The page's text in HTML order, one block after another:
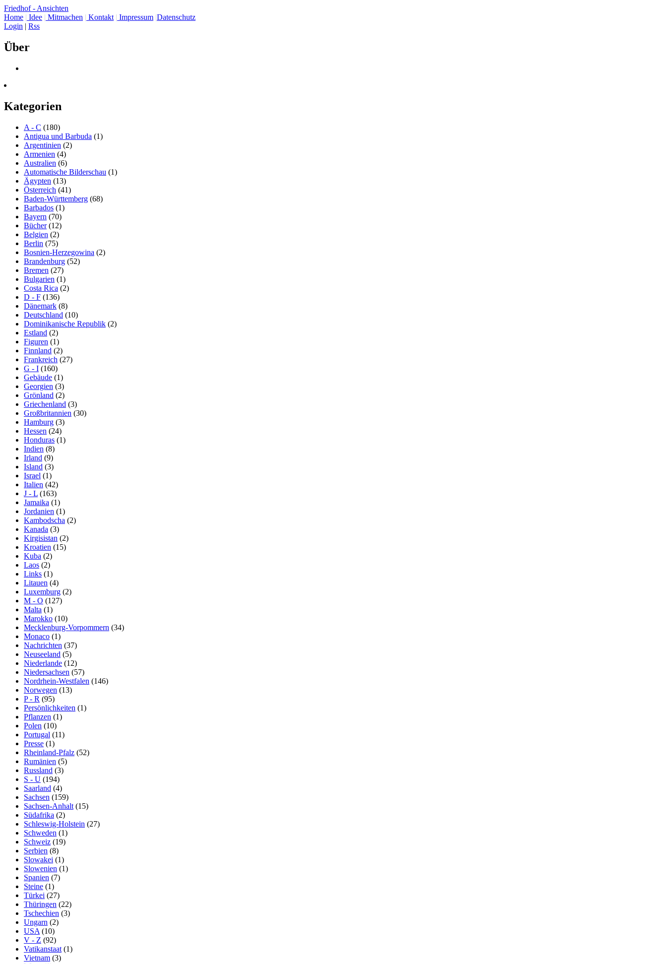
Friedhof - Ansichten
Home | Idee | Mitmachen | Kontakt | Impressum |Datenschutz
Login | Rss
Über
Kategorien
A - C (180)
Antigua und Barbuda (1)
Argentinien (2)
Armenien (4)
Australien (6)
Automatische Bilderschau (1)
Ägypten (13)
Österreich (41)
Baden-Württemberg (68)
Barbados (1)
Bayern (70)
Bücher(12)
Belgien (2)
Berlin (75)
Bosnien-Herzegowina (2)
Brandenburg (52)
Bremen (27)
Bulgarien (1)
Costa Rica (2)
D - F (136)
Dänemark (8)
Deutschland (10)
Dominikanische Republik (2)
Estland (2)
Figuren (1)
Finnland (2)
Frankreich (27)
G - I (160)
Gebäude (1)
Georgien (3)
Grönland (2)
Griechenland (3)
Großbritannien (30)
Hamburg (3)
Hessen (24)
Honduras (1)
Indien (8)
Irland (9)
Island (3)
Israel (1)
Italien (42)
J - L (163)
Jamaika (1)
Jordanien (1)
Kambodscha (2)
Kanada (3)
Kirgisistan (2)
Kroatien (15)
Kuba (2)
Laos (2)
Links (1)
Litauen (4)
Luxemburg (2)
M - O (127)
Malta (1)
Marokko (10)
Mecklenburg-Vorpommern (34)
Monaco (1)
Nachrichten (37)
Neuseeland (5)
Niederlande (12)
Niedersachsen (57)
Nordrhein-Westfalen (146)
Norwegen (13)
P - R (95)
Persönlichkeiten (1)
Pflanzen (1)
Polen (10)
Portugal (11)
Presse (1)
Rheinland-Pfalz (52)
Rumänien (5)
Russland (3)
S - U (194)
Saarland (4)
Sachsen (159)
Sachsen-Anhalt (15)
Südafrika (2)
Schleswig-Holstein (27)
Schweden (1)
Schweiz (19)
Serbien (8)
Slowakei (1)
Slowenien (1)
Spanien (7)
Steine (1)
Türkei (27)
Thüringen (22)
Tschechien (3)
Ungarn (2)
USA (10)
V - Z (92)
Vatikanstaat (1)
Vietnam (3)